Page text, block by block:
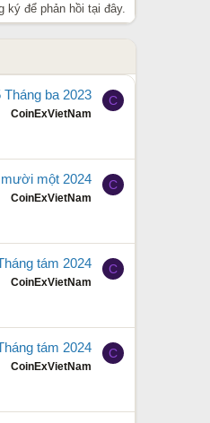
ký để phản hồi tại đây.
Tháng ba 2023
CoinExVietNam
C
một 2024
CoinExVietNam
C
tám 2024
CoinExVietNam
C
tám 2024
CoinExVietNam
C